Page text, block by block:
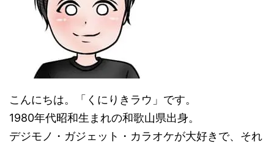
こんにちは。「くにりきラウ」です。
1980年代昭和生まれの和歌山県出身。
デジモノ・ガジェット・カラオケが大好きで、それ